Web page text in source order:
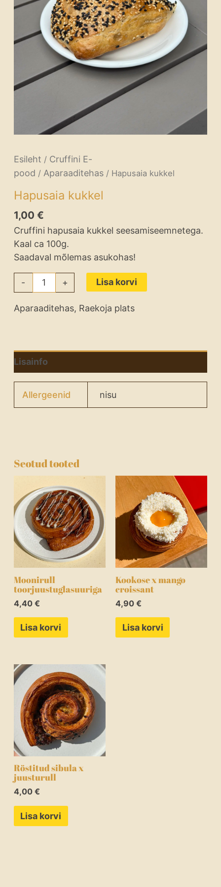
Esileht / Cruffini E-
pood / Aparaaditehas/ Hapusaia kukkel
Hapusaia kukkel
1,00 €
Cruffini hapusaia kukkel seesamiseemnetega.
Kaal ca 100g.
Saadaval mõlemas asukohas!
- + Lisa korvi
Aparaaditehas, Raekoja plats
Lisainfo
Allergeenid nisu
Seotud tooted
Moonirull
toorjuustuglasuuriga
4,40 €
Lisa korvi
Kookose x mango
croissant
4,90 €
Lisa korvi
Röstitud sibula x
juusturull
4,00 €
Lisa korvi